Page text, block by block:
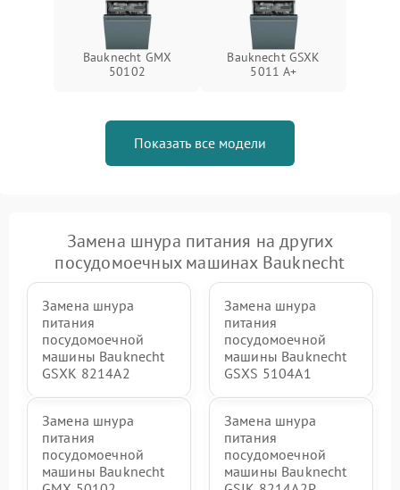
Bauknecht GMX
50102
Bauknecht GSXK
5011 A+
Показать все модели
Замена шнура питания на других
посудомоечных машинах Bauknecht
Замена шнура
питания
посудомоечной
машины Bauknecht
GSXK 8214A2
Замена шнура
питания
посудомоечной
машины Bauknecht
GSXS 5104A1
Замена шнура
питания
посудомоечной
машины Bauknecht
Замена шнура
питания
посудомоечной
машины Bauknecht